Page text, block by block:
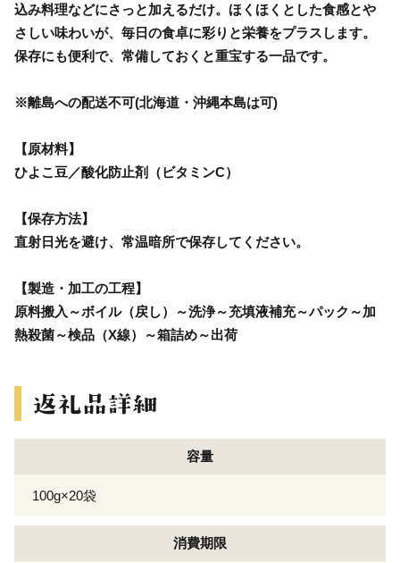
込み料理などにさっと加えるだけ。ほくほくとした食感とや
さしい味わいが、毎日の食卓に彩りと栄養をプラスします。
保存にも便利で、常備しておくと重宝する一品です。
※離島への配送不可(北海道・沖縄本島は可)
【原材料】
ひよこ豆／酸化防止剤（ビタミンC）
【保存方法】
直射日光を避け、常温暗所で保存してください。
【製造・加工の工程】
原料搬入～ボイル（戻し）～洗浄～充填液補充～パック～加
熱殺菌～検品（X線）～箱詰め～出荷
容量
100g×20袋
消費期限